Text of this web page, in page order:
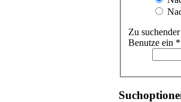
Zu
Benutze ein